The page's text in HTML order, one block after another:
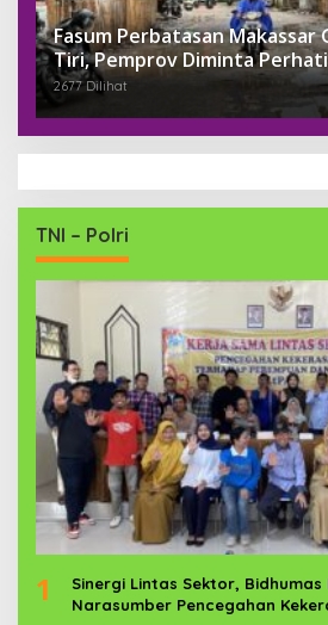
Fasum Perbatasan Makassar
Tiri, Pemprov Diminta
2677 Dilihat
TNI – Polri
1
Sinergi Lintas Sektor,
Narasumber Pencegahan